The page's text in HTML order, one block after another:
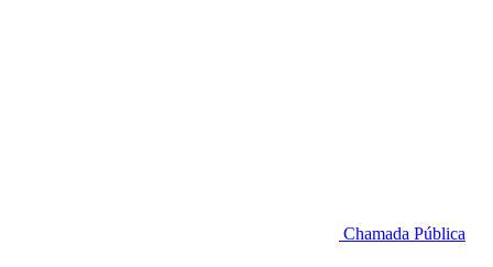
Chamada Pública